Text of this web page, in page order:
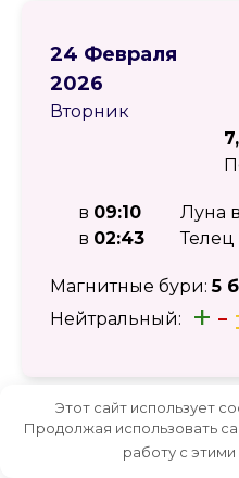
24 Февраля
2026
Вторник
в 09:10
в 02:43
Луна
Телец
Магнитные бури:5
Нейтральный:
+ -
25 Февраля
Этот сайт использует
Продолжая использовать
работу с